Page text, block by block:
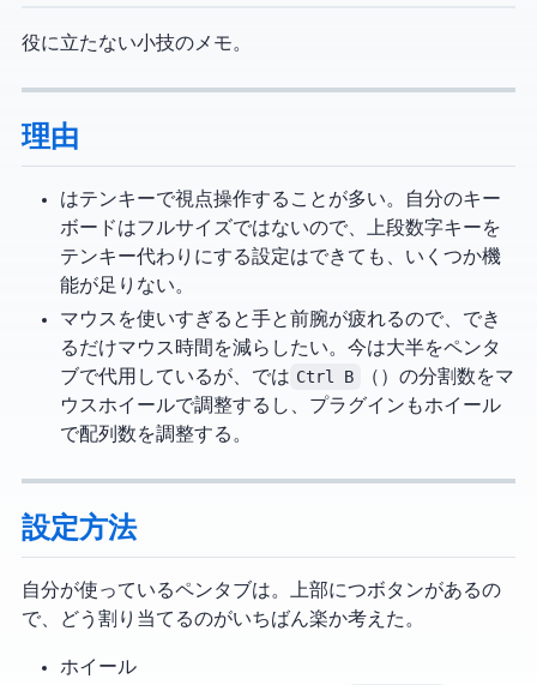
役に立たない小技のメモ。
理由
Blender はテンキーで視点操作することが多い。自分のキー
ボードはフルサイズではないので、上段数字キーを
テンキー代わりにする設定はできても、いくつか機
能が足りない。
マウスを使いすぎると手と前腕が疲れるので、でき
るだけマウス時間を減らしたい。今は大半をペンタ
ブで代用しているが、Blender では Ctrl B
（Bevel）の分割数をマ
ウスホイールで調整するし、Boxcutter プラグインもホイール
で配列数を調整する。
設定方法
自分が使っているペンタブは Wacom CTL-6100。上部に4つボタンがあるの
で、どう割り当てるのがいちばん楽か考えた。
ホイール